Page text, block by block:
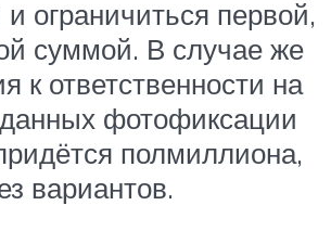
и ограничиться первой,
суммой. В случае же
к ответственности на
фотофиксации
полмиллиона,
вариантов.